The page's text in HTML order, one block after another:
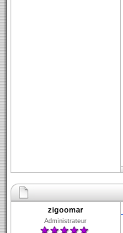
zigoomar
Administrateur